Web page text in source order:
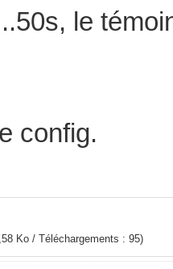
le
config.
Ko / Téléchargements : 95)